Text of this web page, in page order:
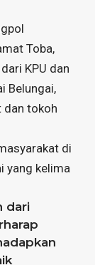
Toba,
KPU dan
Belungai,
dan tokoh
di
yang kelima
dari